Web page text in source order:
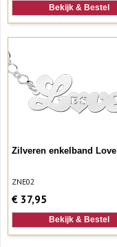
Bekijk & Bestel
Zilveren enkelband Love
ZNE02
€ 37,95
Bekijk & Bestel